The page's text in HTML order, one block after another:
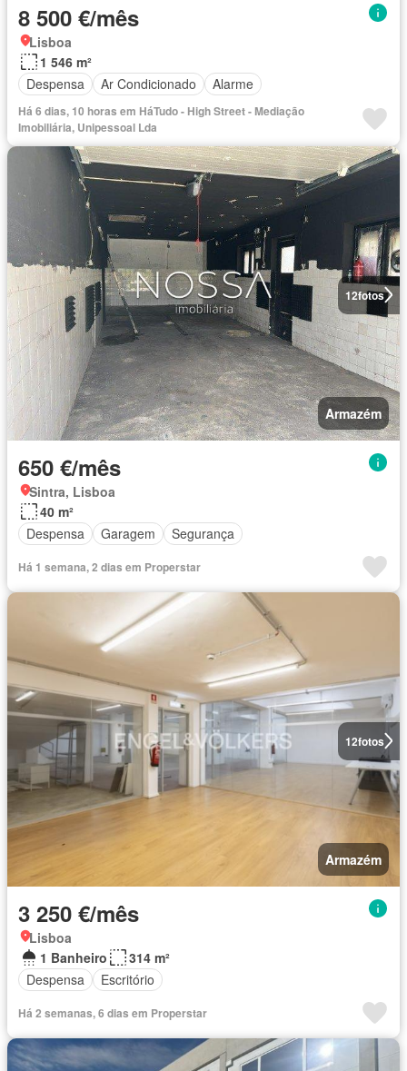
8 500 €/mês
Lisboa
1 546 m²
Despensa
Ar Condicionado Alarme
Há 6 dias, 10 horas em HáTudo - High Street - Mediação
Imobiliária, Unipessoal Lda
12fotos
Armazém
650 €/mês
Sintra, Lisboa
40 m²
Despensa
Garagem Segurança
Há 1 semana, 2 dias em Properstar
12fotos
Armazém
3 250 €/mês
Lisboa
1 Banheiro
314 m²
Despensa
Escritório
Há 2 semanas, 6 dias em Properstar